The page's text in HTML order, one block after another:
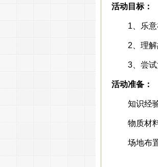
活动目标：
1、乐意在
2、理解故
3、尝试复
活动准备：
知识经验
物质材料
场地布置